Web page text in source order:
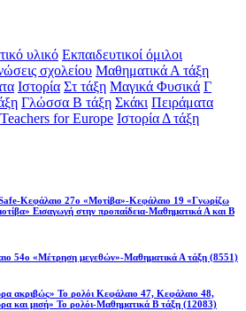
υλικό Εκπαιδευτικοί όμιλοι
σχολείου Μαθηματικά Α τάξη
Ιστορία Στ τάξη Μαγικά Φυσικά Γ
Γλώσσα Β τάξη Σκάκι Πειράματα
Teachers for Europe Ιστορία Δ τάξη
Κεφάλαιο 27ο «Μοτίβα»-Κεφάλαιο 19 «Γνωρίζω
Εισαγωγή στην προπαίδεια-Μαθηματικά Α και Β
54ο «Μέτρηση μεγεθών»-Μαθηματικά Α τάξη (8551)
ακριβώς» Το ρολόι Κεφάλαιο 47, Κεφάλαιο 48,
και μισή» Το ρολόι-Μαθηματικά Β τάξη (12083)